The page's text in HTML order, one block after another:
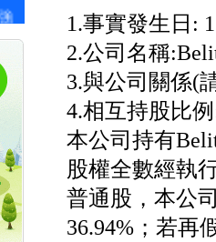
儲
1.事實發生日:
2.公司名稱
3.與公司關係(
4.相互持股比
本公司持有
股權全數經執
普通股，本公
36.94%；若